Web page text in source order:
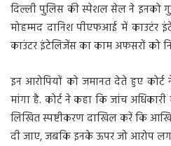
दिल्ली पुलिस की स्पेशल सेल ने इनको
मोहम्मद दानिश पीएफआई में काउटंर
काउंटर इंटेलिजेंस का काम अफसरों को
इन आरोपियों को जमानत देते हुए कोर्ट
मांगा है. कोर्ट ने कहा कि जांच
लिखित स्पष्टीकरण दाखिल करें कि
दी जाए, जबकि इनके ऊपर जो आरोप